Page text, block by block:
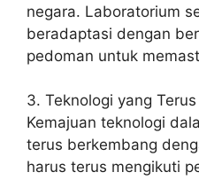
negara. Laboratorium
beradaptasi dengan
pedoman untuk
3. Teknologi yang
Kemajuan teknologi
terus berkembang
harus terus mengikuti